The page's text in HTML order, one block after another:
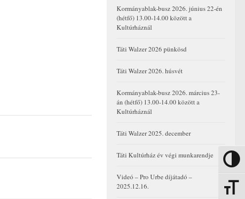
Nagy
Kormányablak-busz 2026. június 22-én
(hétfő) 13.00-14.00 között a
Kultúrháznál
Táti Walzer 2026 pünkösd
Táti Walzer 2026. húsvét
Kormányablak-busz 2026. március 23-
án (hétfő) 13.00-14.00 között a
Kultúrháznál
Táti Walzer 2025. december
Táti Kultúrház év végi munkarendje
Videó – Pro Urbe díjátadó –
2025.12.16.